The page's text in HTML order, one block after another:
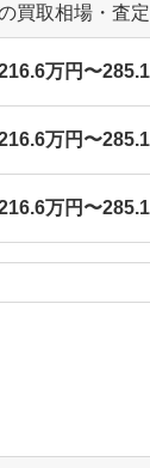
買取相場・査
万円〜
万円〜
万円〜